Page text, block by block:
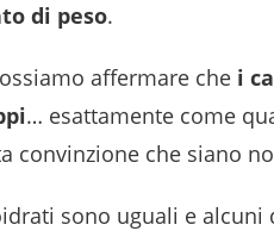
di peso.
affermare che i
… esattamente come
convinzione che siano
sono uguali e